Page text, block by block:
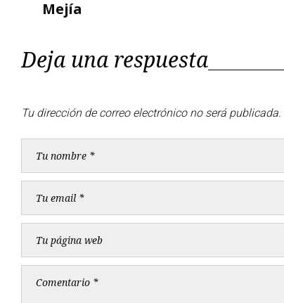
Mejía
Deja una respuesta
Tu dirección de correo electrónico no será publicada.